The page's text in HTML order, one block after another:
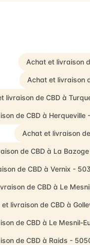
Achat et livraison
Achat et livraison
livraison de CBD à
de CBD à Herqueville
Achat et livraison
de CBD à La
de CBD à Vernix -
de CBD à Le
livraison de CBD à
de CBD à Le Mesnil-
de CBD à Raids -